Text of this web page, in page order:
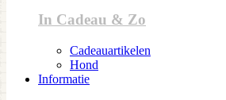
In Cadeau & Zo
Cadeauartikelen
Hond
Informatie